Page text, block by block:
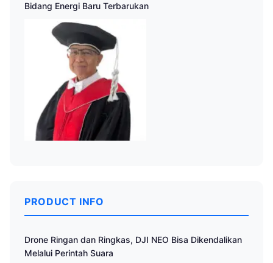
Bidang Energi Baru Terbarukan
PRODUCT INFO
Drone Ringan dan Ringkas, DJI NEO Bisa Dikendalikan
Melalui Perintah Suara